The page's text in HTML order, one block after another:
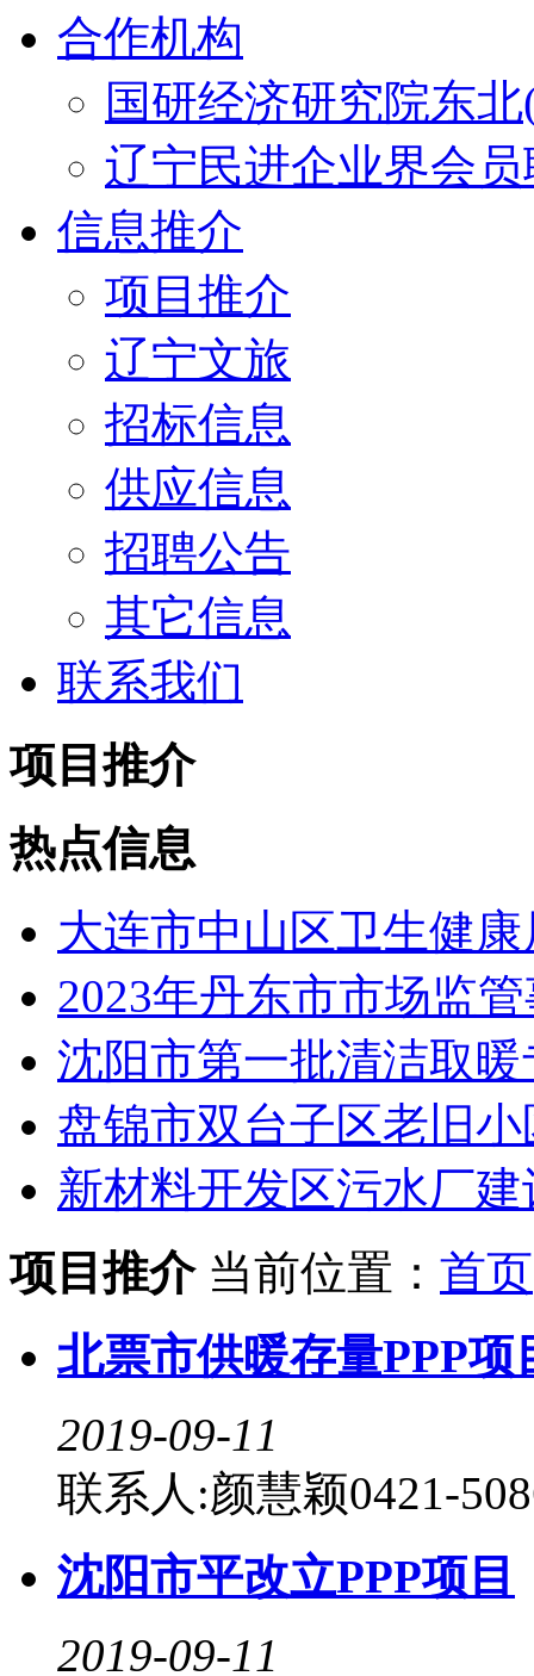
合作机构
国研经济研究院东
辽宁民进企业界会
信息推介
项目推介
辽宁文旅
招标信息
供应信息
招聘公告
其它信息
联系我们
项目推介
热点信息
大连市中山区卫生健
2023年丹东市市场监
沈阳市第一批清洁取
盘锦市双台子区老旧
新材料开发区污水厂
项目推介 当前位置： 首页
北票市供暖存量PPP项
2019-09-11
联系人:颜慧颖0421-
沈阳市平改立PPP项目
2019-09-11